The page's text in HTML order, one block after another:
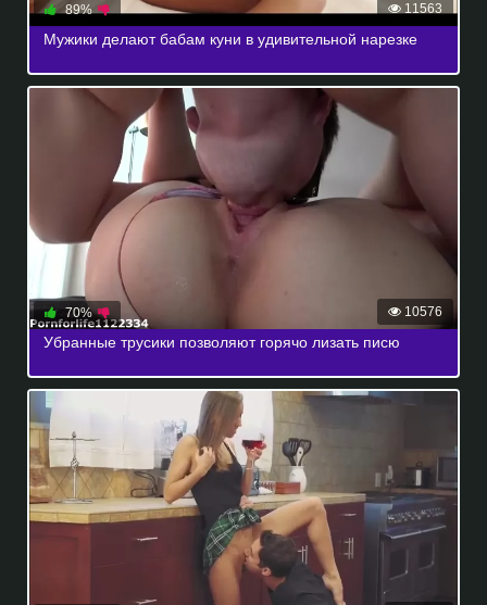
11563
89%
Мужики делают бабам куни в удивительной нарезке
10576
70%
Убранные трусики позволяют горячо лизать писю